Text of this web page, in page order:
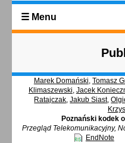
☰ Menu
Marek Domański, Tomasz
Klimaszewski, Jacek
Ratajczak,Jakub Siast,
Poznański kodek
Przegląd Telekomunikacyjny,
EndNote